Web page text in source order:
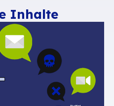
E-Mail nicht
wenn sie die
eine E-Mail ihr
noch weiteren
Suche nach
des Absenders